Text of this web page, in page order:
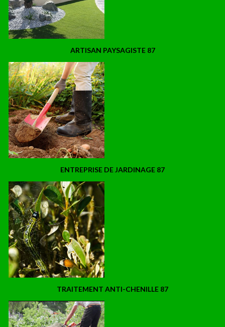
ARTISAN PAYSAGISTE 87
ENTREPRISE DE JARDINAGE 87
TRAITEMENT ANTI-CHENILLE 87